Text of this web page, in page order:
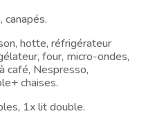
canapés.
hotte, réfrigérateur
four, micro-ondes,
café, Nespresso,
chaises.
1x lit double.